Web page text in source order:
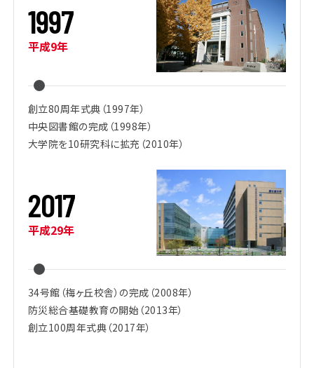
1997
平成9年
創立80周年式典（1997年）
中央図書館の完成（1998年）
大学院を10研究科に拡充（2010年）
2017
平成29年
34号館（梅ヶ丘校舎）の完成（2008年）
防災総合基礎教育の開始（2013年）
創立100周年式典（2017年）